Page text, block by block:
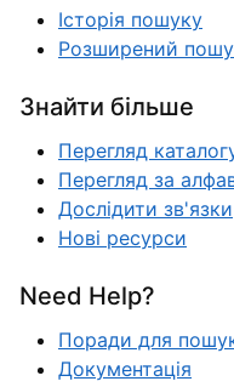
Історія пошуку
Розширений
Знайти більше
Перегляд
Перегляд за
Дослідити зв'язки
Нові ресурси
Need Help?
Поради для
Документація